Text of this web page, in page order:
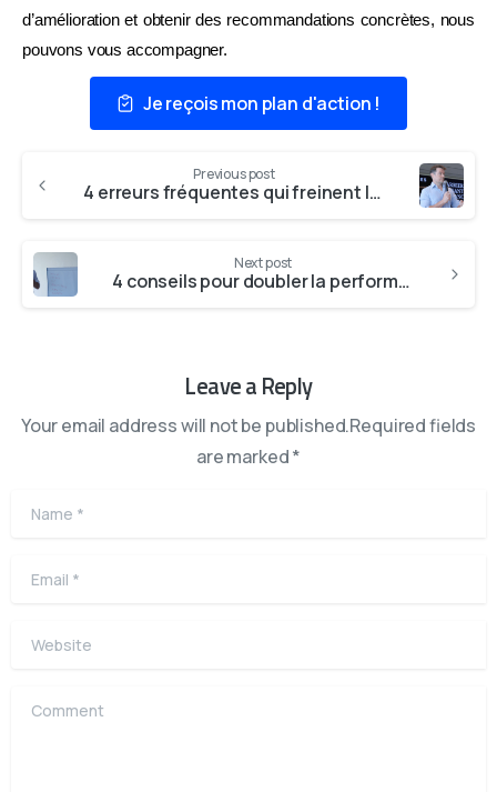
d’amélioration et obtenir des recommandations concrètes, nous
pouvons vous accompagner.
Je reçois mon plan d'action !
Previous post
4 erreurs fréquentes qui freinent la croissance des cabinets dentaires et comment les éviter
Next post
4 conseils pour doubler la performance de votre cabinet sans augmenter votre charge de travail
Leave a Reply
Your email address will not be published.Required fields
are marked *
Name
Email
Website
Comment